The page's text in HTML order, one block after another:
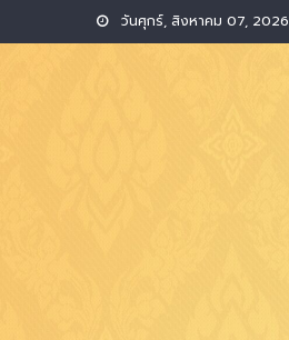
วันศุกร์, สิงหาคม 07, 2026